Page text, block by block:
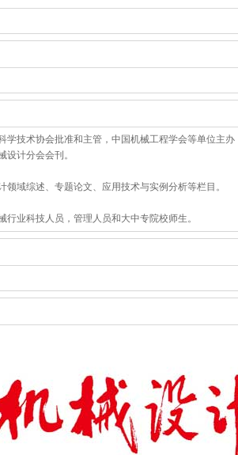
学技术协会批准和主管，中国机械工程学会等单位主
设计分会会刊。
领域综述、专题论文、应用技术与实例分析等栏目。
行业科技人员，管理人员和大中专院校师生。